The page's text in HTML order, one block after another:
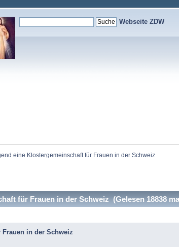
Webseite ZDW
eine Klostergemeinschaft für Frauen in der Schweiz
für Frauen in der Schweiz (Gelesen 18838
in der Schweiz